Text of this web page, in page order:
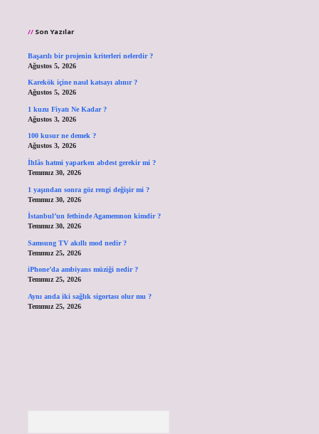
Son Yazılar
Başarılı bir projenin kriterleri nelerdir ?
Ağustos 5, 2026
Karekök içine nasıl katsayı alınır ?
Ağustos 5, 2026
1 kuzu Fiyatı Ne Kadar ?
Ağustos 3, 2026
100 kusur ne demek ?
Ağustos 3, 2026
İhlâs hatmi yaparken abdest gerekir mi ?
Temmuz 30, 2026
1 yaşından sonra göz rengi değişir mi ?
Temmuz 30, 2026
İstanbul’un fethinde Agamemnon kimdir ?
Temmuz 30, 2026
Samsung TV akıllı mod nedir ?
Temmuz 25, 2026
iPhone’da ambiyans müziği nedir ?
Temmuz 25, 2026
Aynı anda iki sağlık sigortası olur mu ?
Temmuz 25, 2026